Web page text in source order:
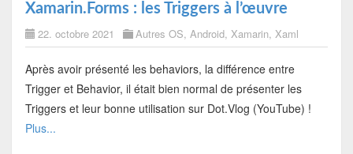
Xamarin.Forms : les Triggers à l’œuvre
22. octobre 2021 Autres OS, Android, Xamarin, Xaml
Après avoir présenté les behaviors, la différence entre
Trigger et Behavior, il était bien normal de présenter les
Triggers et leur bonne utilisation sur Dot.Vlog (YouTube) !
Plus...